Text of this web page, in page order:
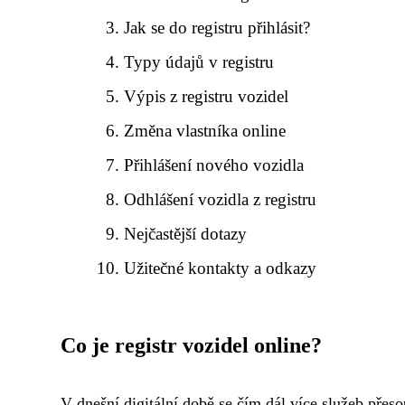
Jak se do registru přihlásit?
Typy údajů v registru
Výpis z registru vozidel
Změna vlastníka online
Přihlášení nového vozidla
Odhlášení vozidla z registru
Nejčastější dotazy
Užitečné kontakty a odkazy
Co je registr vozidel online?